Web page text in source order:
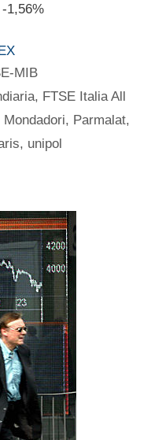
MIB
, FTSE Italia All
Mondadori, Parmalat,
, unipol